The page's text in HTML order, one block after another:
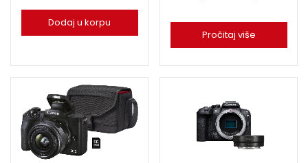
Dodaj u korpu
Pročitaj više